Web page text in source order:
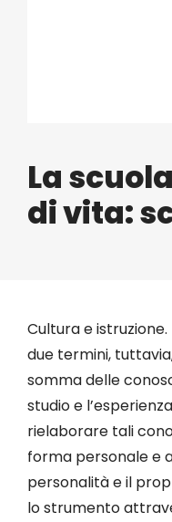
La
di vita:
Cultura e
due termini,
somma delle
studio e
rielaborare tali
forma personale e
personalità e il
lo strumento